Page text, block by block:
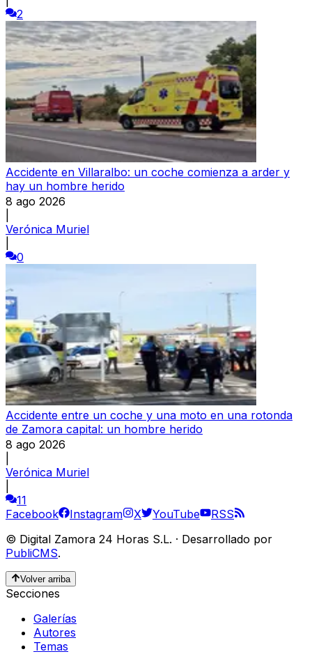
2
Accidente en Villaralbo: un coche comienza a arder y
hay un hombre herido
8 ago 2026
Verónica Muriel
0
Accidente entre un coche y una moto en una rotonda
de Zamora capital: un hombre herido
8 ago 2026
Verónica Muriel
11
Facebook
Instagram X YouTube
RSS
© Digital Zamora 24 Horas S.L. · Desarrollado por
PubliCMS.
Volver arriba
Secciones
Galerías
Autores
Temas